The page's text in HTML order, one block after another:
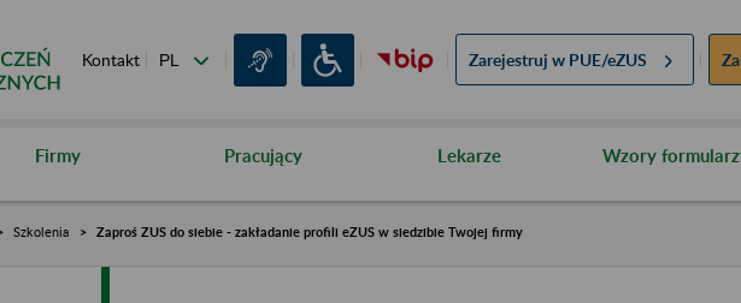
Kontakt Zarejestruj w PUE/eZUS
Firmy Pracujący Lekarze Wzory
Szkolenia Zaproś ZUS do siebie - zakładanie profili eZUS w siedzibie Twojej firmy